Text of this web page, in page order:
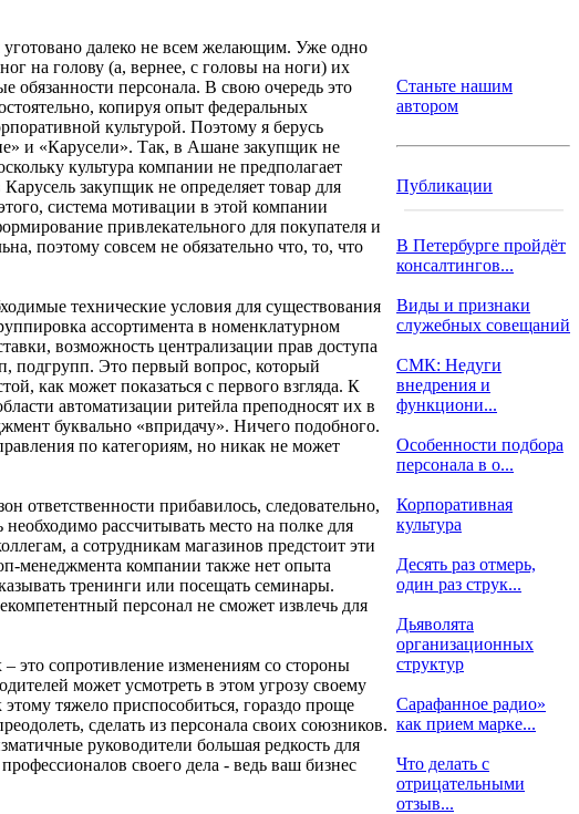
уготовано далеко не всем желающим. Уже одно
на голову (а, вернее, с головы на ноги) их
обязанности персонала. В свою очередь это
копируя опыт федеральных
культурой. Поэтому я берусь
и «Карусели». Так, в Ашане закупщик не
культура компании не предполагает
закупщик не определяет товар для
система мотивации в этой компании
привлекательного для покупателя и
поэтому совсем не обязательно что, то, что
технические условия для существования
ассортимента в номенклатурном
возможность централизации прав доступа
подгрупп. Это первый вопрос, который
как может показаться с первого взгляда. К
автоматизации ритейла преподносят их в
буквально «впридачу». Ничего подобного.
по категориям, но никак не может
ответственности прибавилось, следовательно,
рассчитывать место на полке для
а сотрудникам магазинов предстоит эти
менеджмента компании также нет опыта
тренинги или посещать семинары.
персонал не сможет извлечь для
это сопротивление изменениям со стороны
может усмотреть в этом угрозу своему
тяжело приспособиться, гораздо проще
сделать из персонала своих союзников.
руководители большая редкость для
своего дела - ведь ваш бизнес
Станьте нашим
автором
Публикации
В Петербурге пройдёт
консалтингов...
Виды и признаки
служебных совещаний
СМК: Недуги
внедрения и
функциони...
Особенности подбора
персонала в о...
Корпоративная
культура
Десять раз отмерь,
один раз струк...
Дьяволята
организационных
структур
Сарафанное радио»
как прием марке...
Что делать с
отрицательными
отзыв...